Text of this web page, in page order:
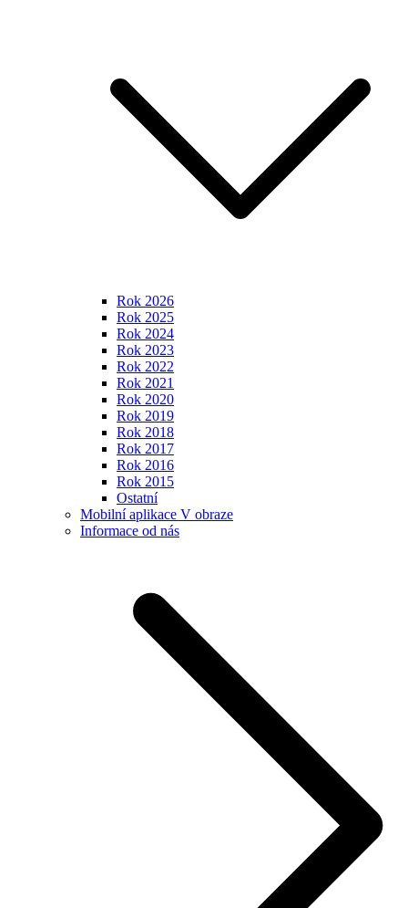
Rok 2026
Rok 2025
Rok 2024
Rok 2023
Rok 2022
Rok 2021
Rok 2020
Rok 2019
Rok 2018
Rok 2017
Rok 2016
Rok 2015
Ostatní
Mobilní aplikace V obraze
Informace od nás